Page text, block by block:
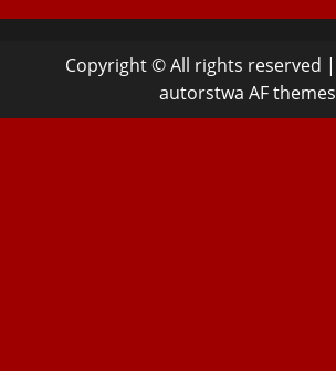
Copyright © All rights reserved |
autorstwa AF themes